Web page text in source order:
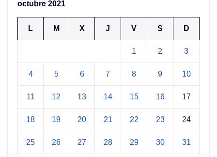
octubre 2021
L M X J V S D
1 2 3
4 5 6 7 8 9 10
11 12 13 14 15 16 17
18 19 20 21 22 23 24
25 26 27 28 29 30 31